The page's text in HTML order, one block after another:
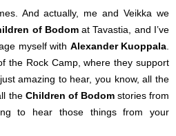
And actually, me and Veikka we
of Bodomat Tavastia, and I’ve
myself with Alexander Kuoppala
the Rock Camp, where they support
amazing to hear, you know, all the
the Children of Bodom stories from
to hear those things from your